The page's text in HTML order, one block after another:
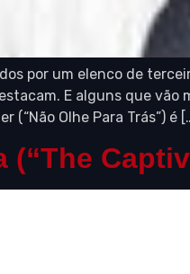
por um elenco de
E alguns que vão
(“Não Olhe Para Trás”) é
(“The